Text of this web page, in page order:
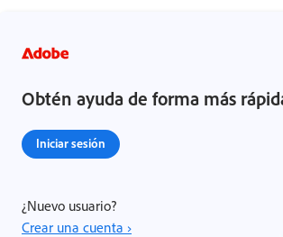
Obtén ayuda de forma más
Iniciar sesión
¿Nuevo usuario?
Crear una cuenta ›